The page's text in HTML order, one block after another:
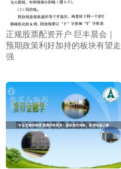
正规股票配资开户 巨丰晨会｜
预期政策利好加持的板块有望走
强